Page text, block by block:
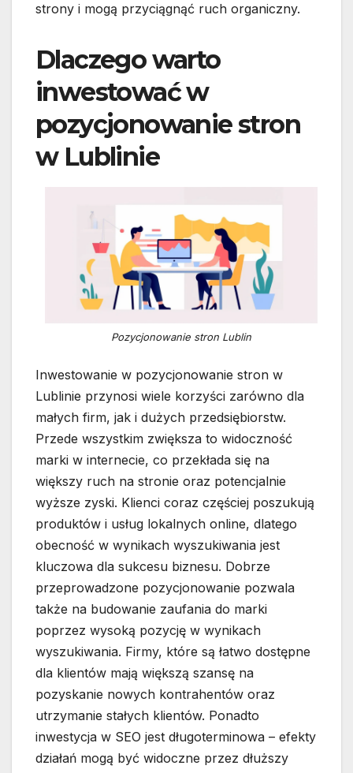
strony i mogą przyciągnąć ruch organiczny.
Dlaczego warto
inwestować w
pozycjonowanie stron
w Lublinie
Pozycjonowanie stron Lublin
Inwestowanie w pozycjonowanie stron w
Lublinie przynosi wiele korzyści zarówno dla
małych firm, jak i dużych przedsiębiorstw.
Przede wszystkim zwiększa to widoczność
marki w internecie, co przekłada się na
większy ruch na stronie oraz potencjalnie
wyższe zyski. Klienci coraz częściej poszukują
produktów i usług lokalnych online, dlatego
obecność w wynikach wyszukiwania jest
kluczowa dla sukcesu biznesu. Dobrze
przeprowadzone pozycjonowanie pozwala
także na budowanie zaufania do marki
poprzez wysoką pozycję w wynikach
wyszukiwania. Firmy, które są łatwo dostępne
dla klientów mają większą szansę na
pozyskanie nowych kontrahentów oraz
utrzymanie stałych klientów. Ponadto
inwestycja w SEO jest długoterminowa – efekty
działań mogą być widoczne przez dłuższy